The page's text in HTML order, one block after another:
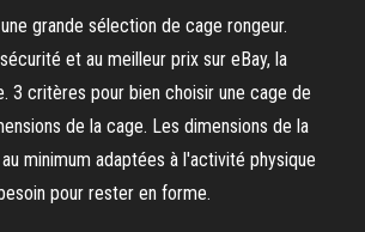
grande sélection de cage rongeur.
et au meilleur prix sur eBay, la
3 critères pour bien choisir une cage de
de la cage. Les dimensions de la
minimum adaptées à l'activité physique
pour rester en forme.